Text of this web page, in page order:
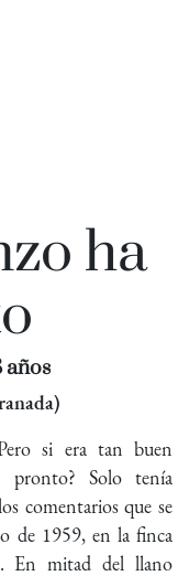
ha
años
si era tan buen
pronto? Solo tenía
comentarios que se
de 1959, en la finca
En mitad del llano